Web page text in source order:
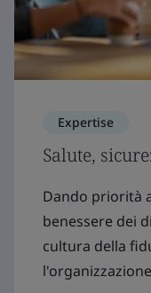
Expertise
Salute,
Dando priorità
benessere dei
cultura della